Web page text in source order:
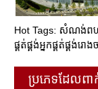
Hot Tags: សំណង់ពហុ
ផ្គត់ផ្គង់អ្នកផ្គត់ផ្គង់
ប្រភេទដែលពា